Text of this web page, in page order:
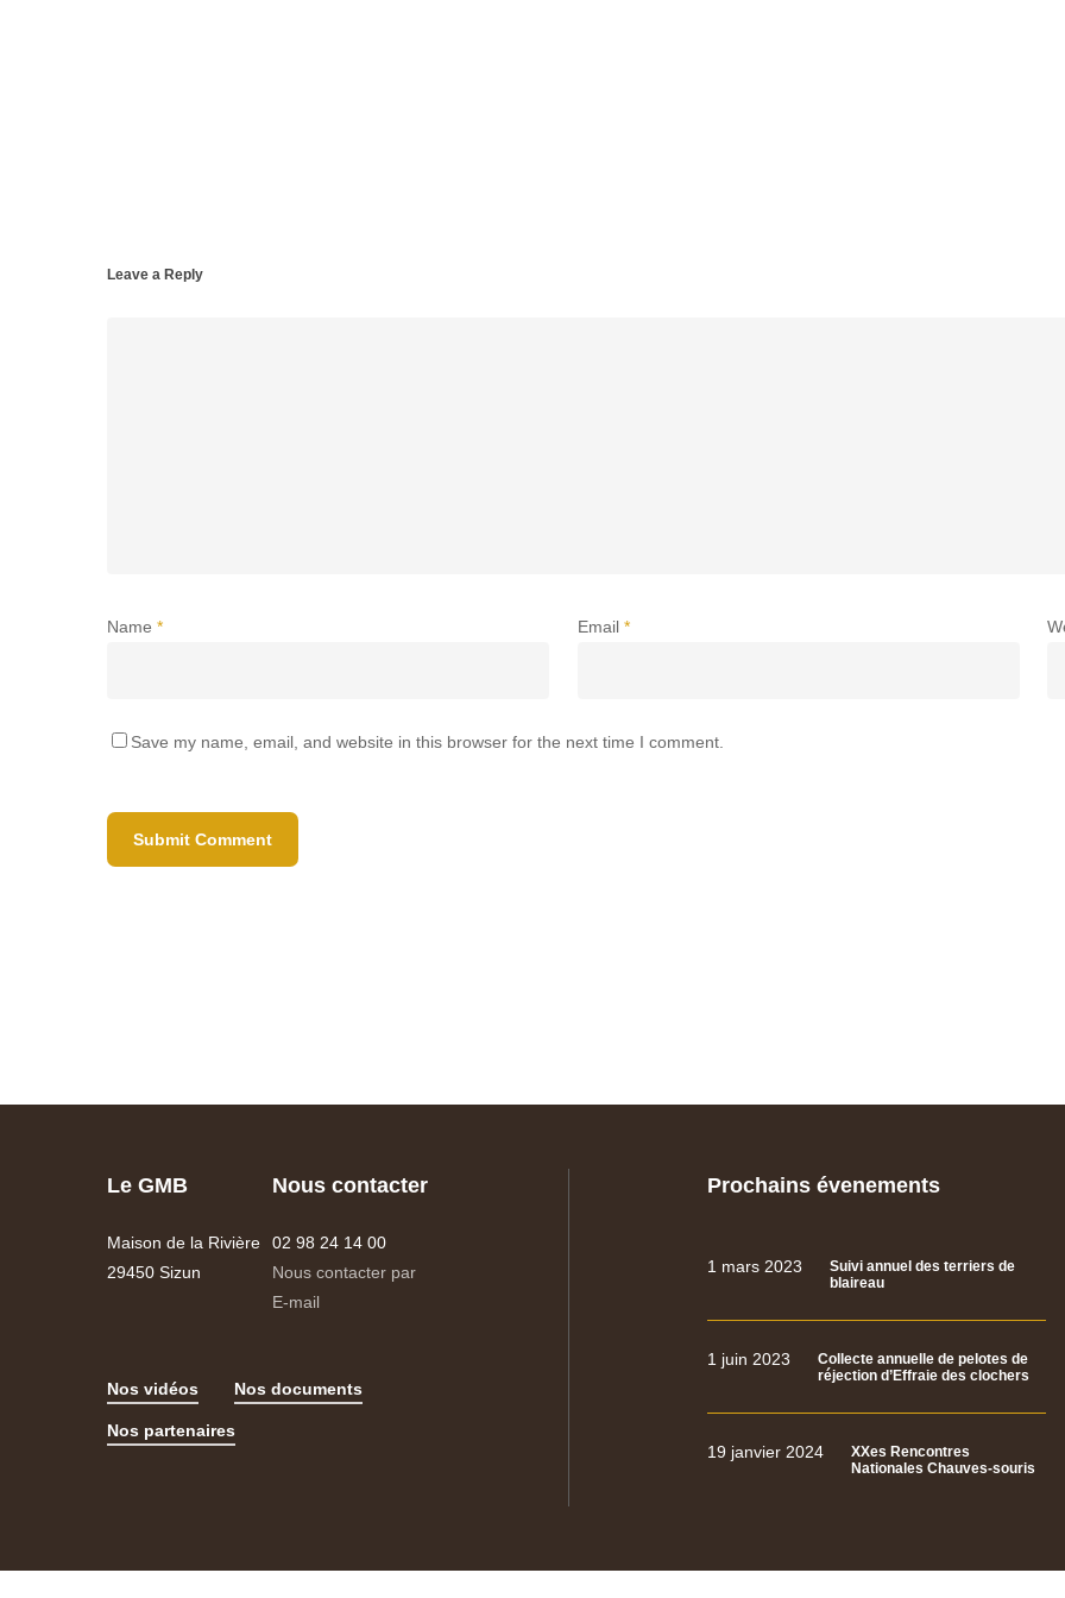
Leave a Reply
Name * Email *
Save my name, email, and website in this browser for the next time I comment.
Le GMB
Maison de la Rivière
29450 Sizun
Nous contacter
02 98 24 14 00
Nous contacter par
E-mail
Nos vidéos Nos documents
Nos partenaires
Prochains évenements
1 mars 2023
Suivi annuel des terriers de
blaireau
1 juin 2023
Collecte annuelle de pelotes de
réjection d’Effraie des clochers
19 janvier 2024
XXes Rencontres
Nationales Chauves-souris